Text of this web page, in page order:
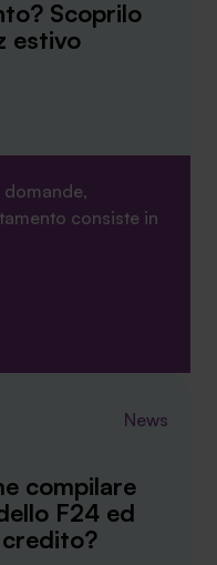
Scoprilo
estivo
consiste in
News
compilare
F24 ed